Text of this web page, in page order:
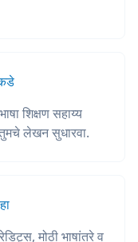
शिक्षण सहाय्य
तुमचे लेखन सुधारवा.
मोठी भाषांतरे व